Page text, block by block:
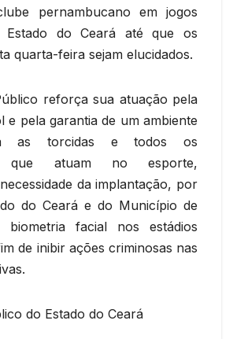
pernambucano em jogos
Estado do Ceará até que os
quarta-feira sejam elucidados.
reforça sua atuação pela
e pela garantia de um ambiente
as torcidas e todos os
que atuam no esporte,
da implantação, por
do Ceará e do Município de
biometria facial nos estádios
de inibir ações criminosas nas
do Estado do Ceará